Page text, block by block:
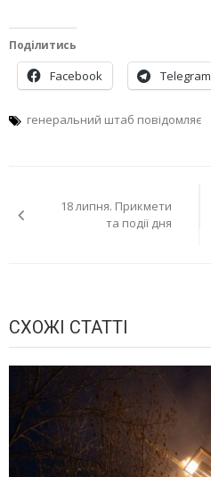
Поділитись
Facebook Telegram
генеральний штаб повідомляє
записів
18 липня. Прикмети
та події дня
СХОЖІ СТАТТІ